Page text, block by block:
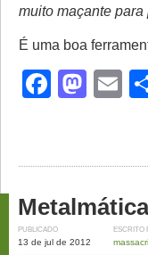
muito maçante para
É uma boa
Metalmática
PUBLICADO
13 de jul de 2012
ESCRITO